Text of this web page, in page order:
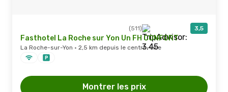
(511) 3,5
Fasthotel La Roche sur Yon Un FH CONFORT
La Roche-sur-Yon · 2,5 km depuis le centre-ville
Montrer les prix